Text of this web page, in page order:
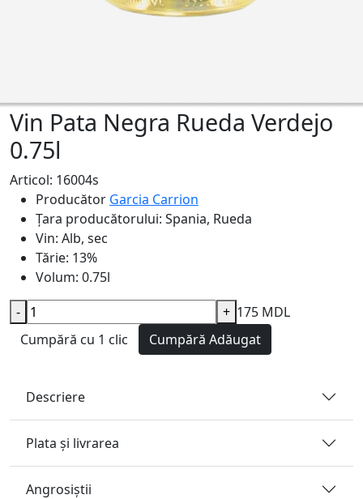
Vin Pata Negra Rueda Verdejo
0.75l
Articol: 16004s
Producător Garcia Carrion
Țara producătorului: Spania, Rueda
Vin: Alb, sec
Tărie: 13%
Volum: 0.75l
175 MDL
-
+
Cumpără cu 1 clic
Cumpără Adăugat
Descriere
Plata și livrarea
Angrosiştii